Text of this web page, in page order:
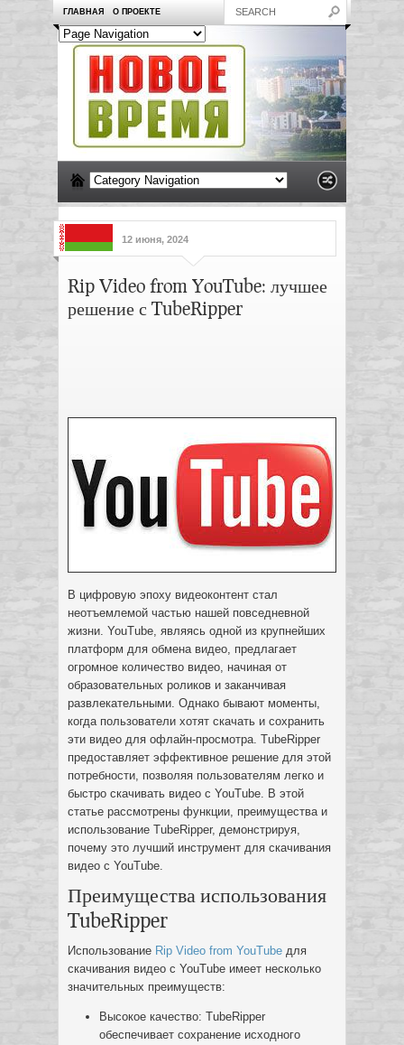
ГЛАВНАЯ О ПРОЕКТЕ
12 июня, 2024
Rip Video from YouTube: лучшее
решение с TubeRipper
В цифровую эпоху видеоконтент стал
неотъемлемой частью нашей повседневной
жизни. YouTube, являясь одной из крупнейших
платформ для обмена видео, предлагает
огромное количество видео, начиная от
образовательных роликов и заканчивая
развлекательными. Однако бывают моменты,
когда пользователи хотят скачать и сохранить
эти видео для офлайн-просмотра. TubeRipper
предоставляет эффективное решение для этой
потребности, позволяя пользователям легко и
быстро скачивать видео с YouTube. В этой
статье рассмотрены функции, преимущества и
использование TubeRipper, демонстрируя,
почему это лучший инструмент для скачивания
видео с YouTube.
Преимущества использования
TubeRipper
Использование Rip Video from YouTube для
скачивания видео с YouTube имеет несколько
значительных преимуществ:
Высокое качество: TubeRipper
обеспечивает сохранение исходного